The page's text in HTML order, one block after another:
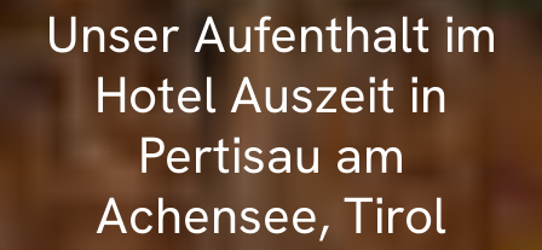
Unser Aufenthalt im
Hotel Auszeit in
Pertisau am
Achensee, Tirol